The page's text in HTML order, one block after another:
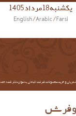
یکشنبه 18 مرداد 1405
English/ Arabic / Farsi
و خرید محصولات شرکت اکباتان به موارد ذکر شده
فرش